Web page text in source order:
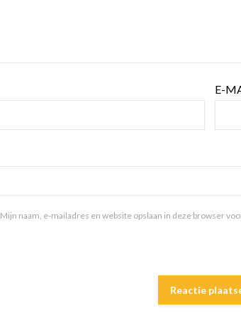
E-
Mijn naam, e-mailadres en website opslaan in deze browser